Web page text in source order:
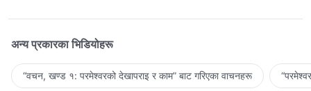
अन्य प्रकारका भिडियोहरू
“वचन, खण्ड १: परमेश्‍वरको देखापराइ र काम” बाट गरिएका वाचनहरू